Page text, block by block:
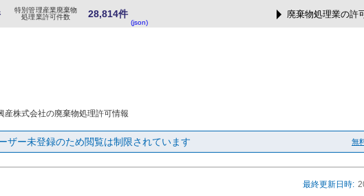
特別管理産業廃棄物
処理業許可件数
28,814件
(json)
廃棄物処理業の許
産株式会社の廃棄物処理許可情報
ザー未登録のため閲覧は制限されています 無
最終更新日時: